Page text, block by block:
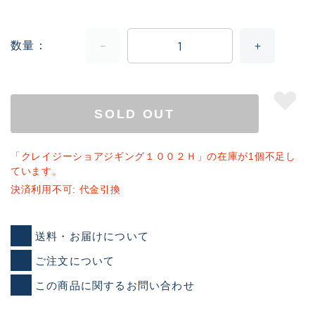
数量
SOLD OUT
「クレイジーショアジギング１００２Ｈ」の在庫が1個不足し
ています。
決済利用不可: 代金引換
送料・お届けについて
ご注文について
この商品に関するお問い合わせ